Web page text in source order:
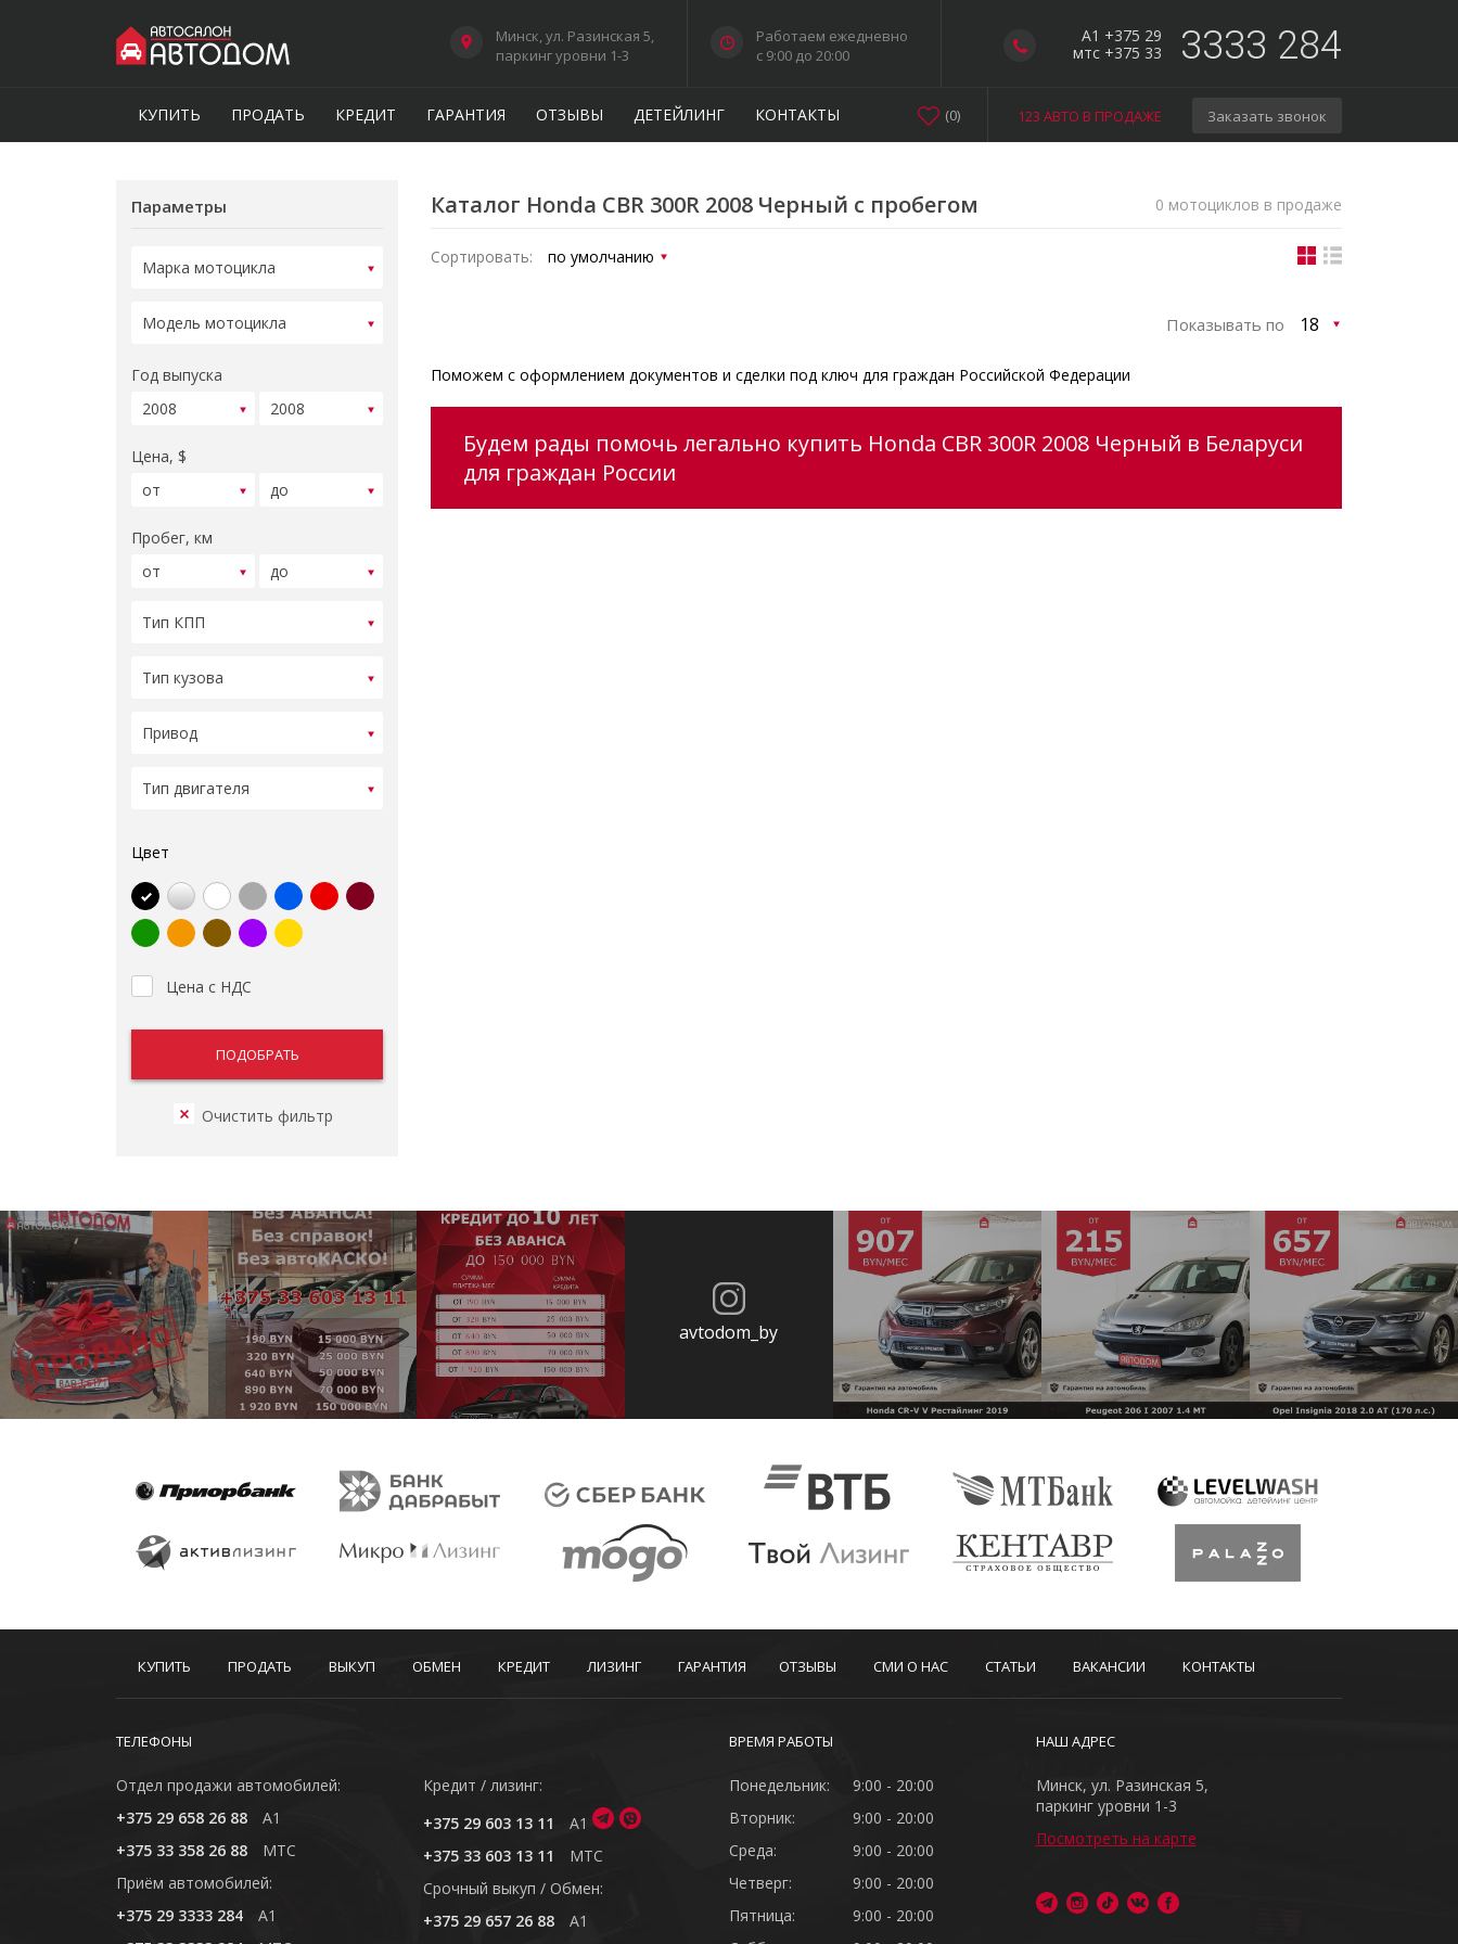
A1 +375 29
мтс +375 33
3333 284
Минск, ул. Разинская 5,
паркинг уровни 1-3
Работаем ежедневно
c 9:00 до 20:00
КУПИТЬ ПРОДАТЬ КРЕДИТ ГАРАНТИЯ ОТЗЫВЫ ДЕТЕЙЛИНГ КОНТАКТЫ 123 АВТО В ПРОДАЖЕ Заказать звонок
(0)
Параметры
Год выпуска
Цена, $
Пробег, км
Цвет
Цена с НДС
Каталог Honda CBR 300R 2008 Черный с пробегом 0 мотоциклов в продаже
Сортировать:
Показывать по
Поможем с оформлением документов и сделки под ключ для граждан Российской Федерации
Будем рады помочь легально купить Honda CBR 300R 2008 Черный в Беларуси
для граждан России
avtodom_by
КУПИТЬ ПРОДАТЬ ВЫКУП ОБМЕН КРЕДИТ ЛИЗИНГ ГАРАНТИЯ ОТЗЫВЫ СМИ О НАС СТАТЬИ ВАКАНСИИ КОНТАКТЫ
ТЕЛЕФОНЫ
Отдел продажи автомобилей:
+375 29 658 26 88
A1
+375 33 358 26 88
MTC
Приём автомобилей:
+375 29 3333 284
A1
Кредит / лизинг:
+375 29 603 13 11
A1
+375 33 603 13 11
MTC
Cрочный выкуп / Обмен:
+375 29 657 26 88
A1
ВРЕМЯ РАБОТЫ
Понедельник:
9:00 - 20:00
Вторник:
9:00 - 20:00
Среда:
9:00 - 20:00
Четверг:
9:00 - 20:00
Пятница:
9:00 - 20:00
НАШ АДРЕС
Минск, ул. Разинская 5,
паркинг уровни 1-3
Посмотреть на карте